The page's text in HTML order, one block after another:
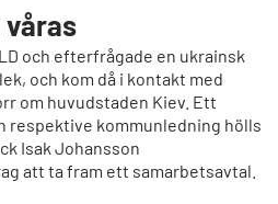
och efterfrågade en ukrainsk
och kom då i kontakt med
om huvudstaden Kiev. Ett
respektive kommunledning hölls
Isak Johansson
att ta fram ett samarbetsavtal.